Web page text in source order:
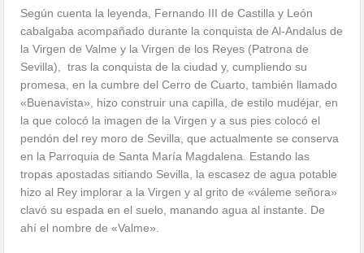
Según cuenta la leyenda, Fernando III de Castilla y León
cabalgaba acompañado durante la conquista de Al-Andalus de
la Virgen de Valme y la Virgen de los Reyes (Patrona de
Sevilla), tras la conquista de la ciudad y, cumpliendo su
promesa, en la cumbre del Cerro de Cuarto, también llamado
«Buenavista», hizo construir una capilla, de estilo mudéjar, en
la que colocó la imagen de la Virgen y a sus pies colocó el
pendón del rey moro de Sevilla, que actualmente se conserva
en la Parroquia de Santa María Magdalena. Estando las
tropas apostadas sitiando Sevilla, la escasez de agua potable
hizo al Rey implorar a la Virgen y al grito de «váleme señora»
clavó su espada en el suelo, manando agua al instante. De
ahí el nombre de «Valme».